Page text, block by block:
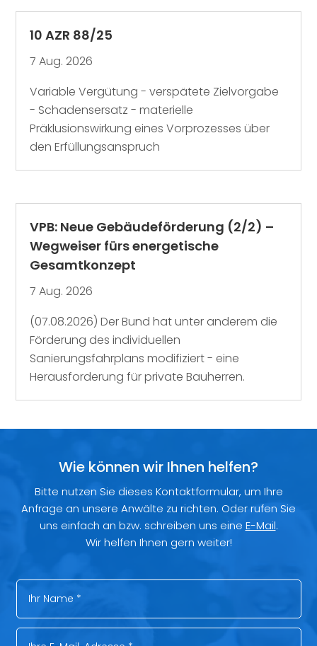
10 AZR 88/25
7 Aug. 2026
Variable Vergütung - verspätete Zielvorgabe
- Schadensersatz - materielle
Präklusionswirkung eines Vorprozesses über
den Erfüllungsanspruch
VPB: Neue Gebäudeförderung (2/2) –
Wegweiser fürs energetische
Gesamtkonzept
7 Aug. 2026
(07.08.2026) Der Bund hat unter anderem die
Förderung des individuellen
Sanierungsfahrplans modifiziert - eine
Herausforderung für private Bauherren.
Wie können wir Ihnen helfen?
Bitte nutzen Sie dieses Kontaktformular, um Ihre
Anfrage an unsere Anwälte zu richten. Oder rufen Sie
uns einfach an bzw. schreiben uns eine E-Mail.
Wir helfen Ihnen gern weiter!